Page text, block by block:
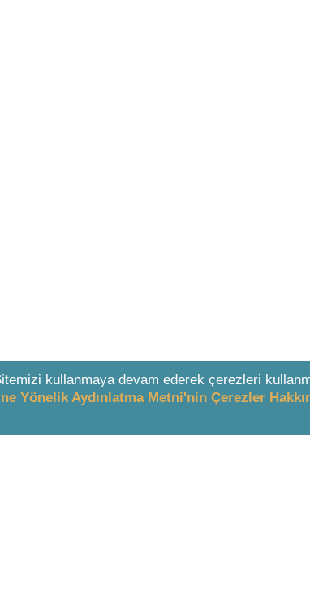
kullanmaya devam ederek çerezleri
Yönelik Aydınlatma Metni'nin Çerezler